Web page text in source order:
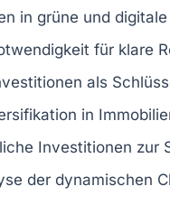
in grüne und digitale
für klare
als
in
Investitionen zur
der dynamischen